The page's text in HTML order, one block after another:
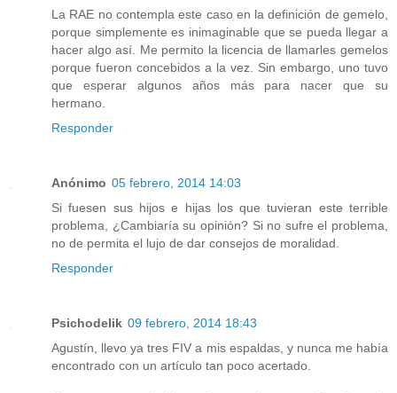
La RAE no contempla este caso en la definición de gemelo,
porque simplemente es inimaginable que se pueda llegar a
hacer algo así. Me permito la licencia de llamarles gemelos
porque fueron concebidos a la vez. Sin embargo, uno tuvo
que esperar algunos años más para nacer que su
hermano.
Responder
Anónimo 05 febrero, 2014 14:03
Si fuesen sus hijos e hijas los que tuvieran este terrible
problema, ¿Cambiaría su opinión? Si no sufre el problema,
no de permita el lujo de dar consejos de moralidad.
Responder
Psichodelik 09 febrero, 2014 18:43
Agustín, llevo ya tres FIV a mis espaldas, y nunca me había
encontrado con un artículo tan poco acertado.